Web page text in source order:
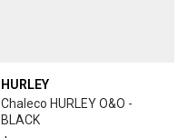
HURLEY
Chaleco HURLEY O&O -
BLACK